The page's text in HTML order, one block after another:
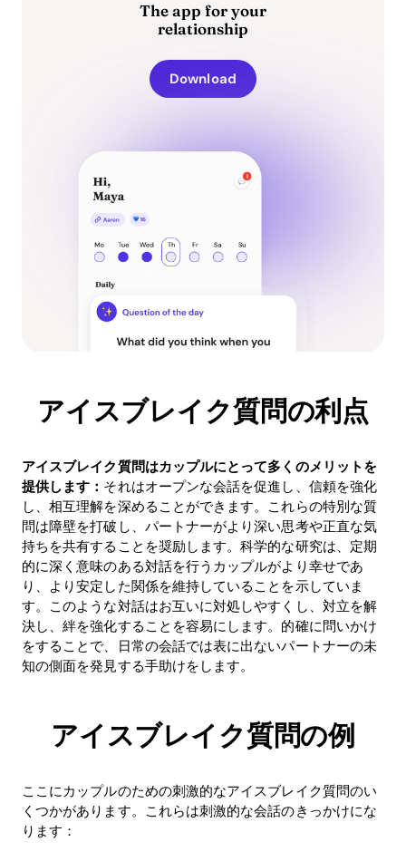
The app for your
relationship
Download
アイスブレイク質問の利点
アイスブレイク質問はカップルにとって多くのメリットを
提供します： それはオープンな会話を促進し、信頼を強化
し、相互理解を深めることができます。これらの特別な質
問は障壁を打破し、パートナーがより深い思考や正直な気
持ちを共有することを奨励します。科学的な研究は、定期
的に深く意味のある対話を行うカップルがより幸せであ
り、より安定した関係を維持していることを示していま
す。このような対話はお互いに対処しやすくし、対立を解
決し、絆を強化することを容易にします。的確に問いかけ
をすることで、日常の会話では表に出ないパートナーの未
知の側面を発見する手助けをします。
アイスブレイク質問の例
ここにカップルのための刺激的なアイスブレイク質問のい
くつかがあります。これらは刺激的な会話のきっかけにな
ります：